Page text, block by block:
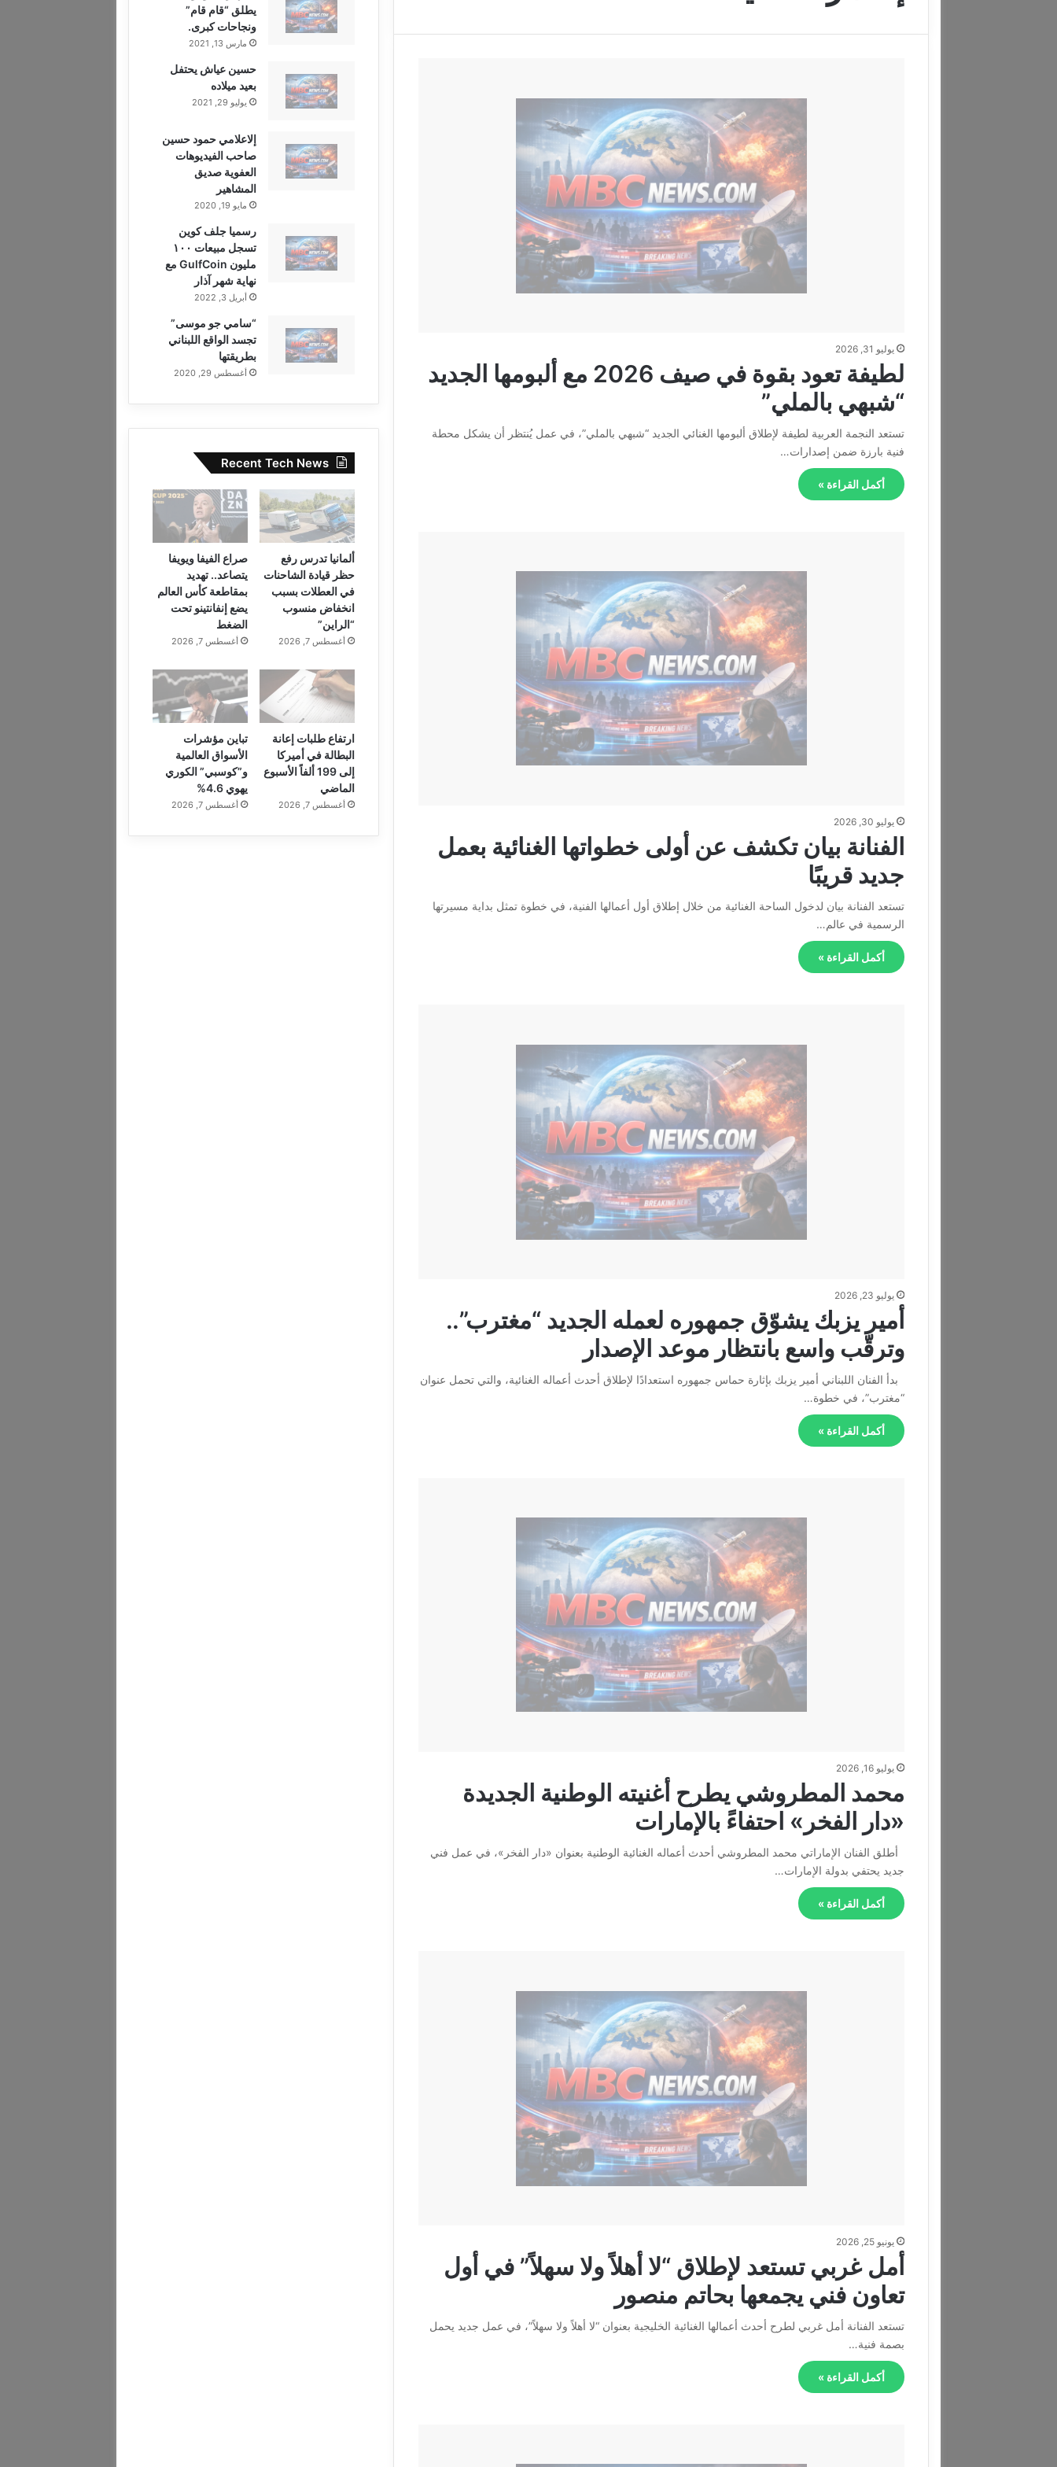
يوليو 31, 2026
لطيفة تعود بقوة في صيف 2026 مع ألبومها الجديد
“شبهي بالملي”
تستعد النجمة العربية لطيفة لإطلاق ألبومها الغنائي الجديد “شبهي بالملي”، في عمل يُنتظر أن يشكل محطة
فنية بارزة ضمن إصدارات…
أكمل القراءة »
يوليو 30, 2026
الفنانة بيان تكشف عن أولى خطواتها الغنائية بعمل
جديد قريبًا
تستعد الفنانة بيان لدخول الساحة الغنائية من خلال إطلاق أول أعمالها الفنية، في خطوة تمثل بداية مسيرتها
الرسمية في عالم…
أكمل القراءة »
يوليو 23, 2026
أمير يزبك يشوّق جمهوره لعمله الجديد “مغترب”..
وترقّب واسع بانتظار موعد الإصدار
بدأ الفنان اللبناني أمير يزبك بإثارة حماس جمهوره استعدادًا لإطلاق أحدث أعماله الغنائية، والتي تحمل عنوان
“مغترب”، في خطوة…
أكمل القراءة »
يوليو 16, 2026
محمد المطروشي يطرح أغنيته الوطنية الجديدة
«دار الفخر» احتفاءً بالإمارات
أطلق الفنان الإماراتي محمد المطروشي أحدث أعماله الغنائية الوطنية بعنوان «دار الفخر»، في عمل فني
جديد يحتفي بدولة الإمارات…
أكمل القراءة »
يونيو 25, 2026
أمل غربي تستعد لإطلاق “لا أهلاً ولا سهلاً” في أول
تعاون فني يجمعها بحاتم منصور
تستعد الفنانة أمل غربي لطرح أحدث أعمالها الغنائية الخليجية بعنوان “لا أهلاً ولا سهلاً”، في عمل جديد يحمل
بصمة فنية…
أكمل القراءة »
يطلق “قام قام”
ونجاحات كبرى.
مارس 13, 2021
حسين عياش يحتفل
بعيد ميلاده
يوليو 29, 2021
إلاعلامي حمود حسين
صاحب الفيديوهات
العفوية صديق
المشاهير
مايو 19, 2020
رسميا جلف كوين
تسجل مبيعات ١٠٠
مليون GulfCoin مع
نهاية شهر آذار
أبريل 3, 2022
“سامي جو موسى”
تجسد الواقع اللبناني
بطريقتها
أغسطس 29, 2020
Recent Tech News
ألمانيا تدرس رفع
حظر قيادة الشاحنات
في العطلات بسبب
انخفاض منسوب
“الراين”
أغسطس 7, 2026
صراع الفيفا ويويفا
يتصاعد.. تهديد
بمقاطعة كأس العالم
يضع إنفانتينو تحت
الضغط
أغسطس 7, 2026
ارتفاع طلبات إعانة
البطالة في أميركا
إلى 199 ألفاً الأسبوع
الماضي
أغسطس 7, 2026
تباين مؤشرات
الأسواق العالمية
و”كوسبي” الكوري
يهوي 4.6%
أغسطس 7, 2026